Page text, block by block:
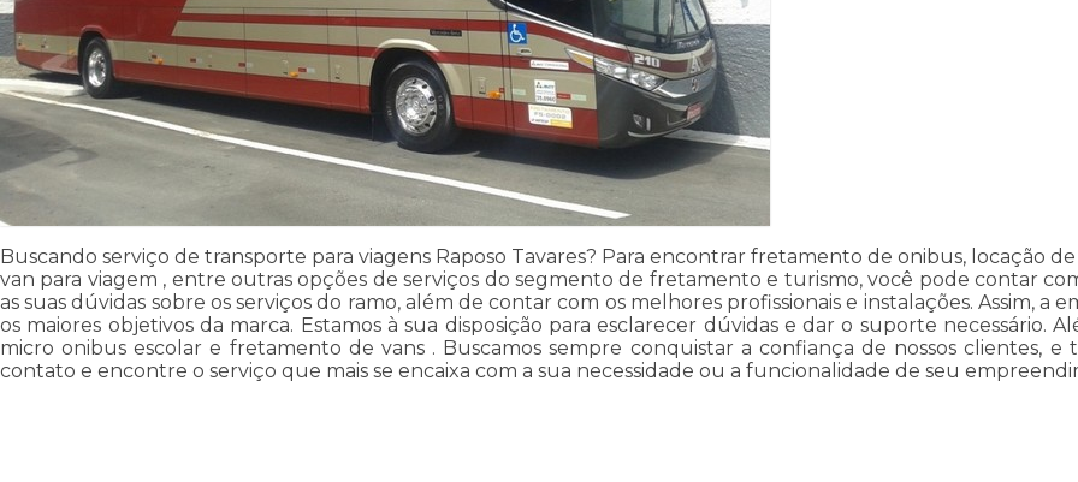
Buscando serviço de transporte para viagens Raposo Tavares? Para encontrar fretamento de onibus, locação
van para viagem , entre outras opções de serviços do segmento de fretamento e turismo, você pode contar
as suas dúvidas sobre os serviços do ramo, além de contar com os melhores profissionais e instalações. Assim, a
os maiores objetivos da marca. Estamos à sua disposição para esclarecer dúvidas e dar o suporte necessário.
micro onibus escolar e fretamento de vans . Buscamos sempre conquistar a confiança de nossos clientes,
contato e encontre o serviço que mais se encaixa com a sua necessidade ou a funcionalidade de seu